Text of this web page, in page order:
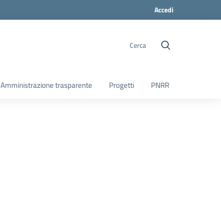
Accedi
Cerca
Amministrazione trasparente Progetti PNRR